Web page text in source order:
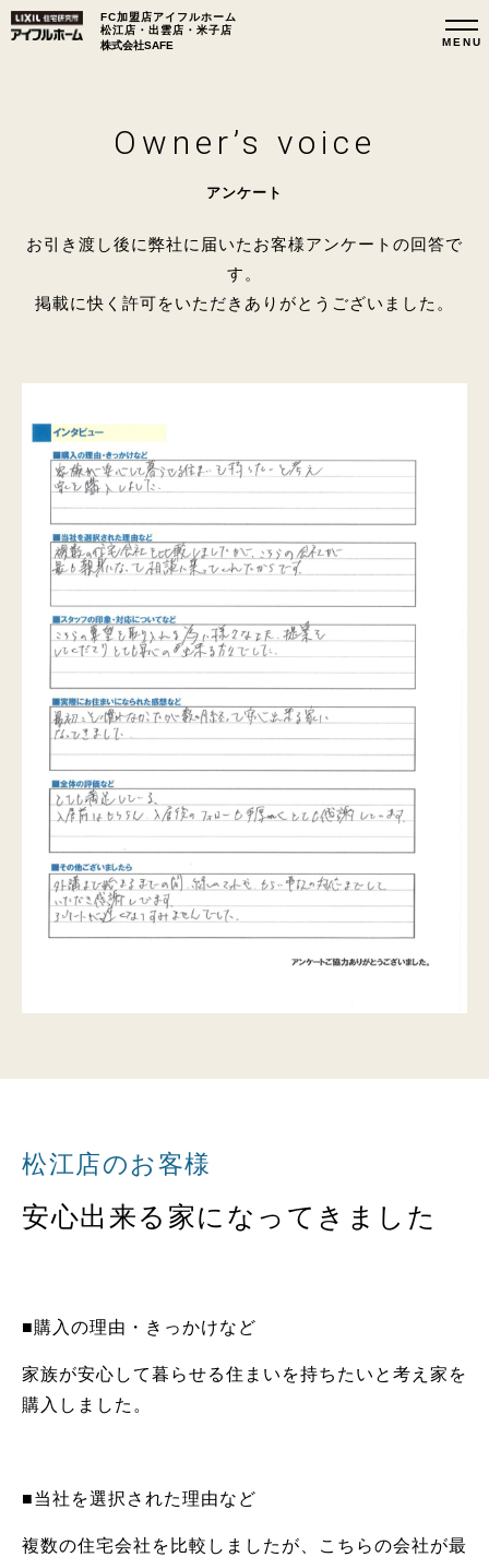
FC加盟店アイフルホーム
松江店・出雲店・米子店
株式会社SAFE
Owner’s voice
アンケート
お引き渡し後に弊社に届いたお客様アンケートの回答で
す。
掲載に快く許可をいただきありがとうございました。
松江店のお客様
安心出来る家になってきました
■購入の理由・きっかけなど
家族が安心して暮らせる住まいを持ちたいと考え家を
購入しました。
■当社を選択された理由など
複数の住宅会社を比較しましたが、こちらの会社が最